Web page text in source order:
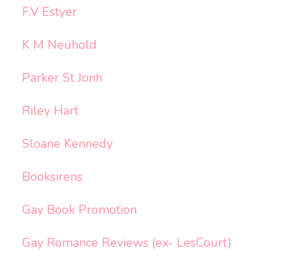
F.V Estyer
K M Neuhold
Parker St Jonh
Riley Hart
Sloane Kennedy
Booksirens
Gay Book Promotion
Gay Romance Reviews (ex- LesCourt)